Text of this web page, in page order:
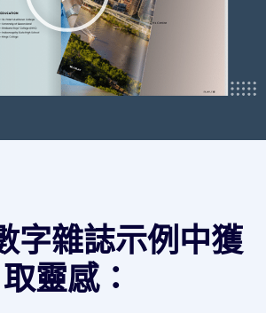
字雜誌示例中獲
取靈感：